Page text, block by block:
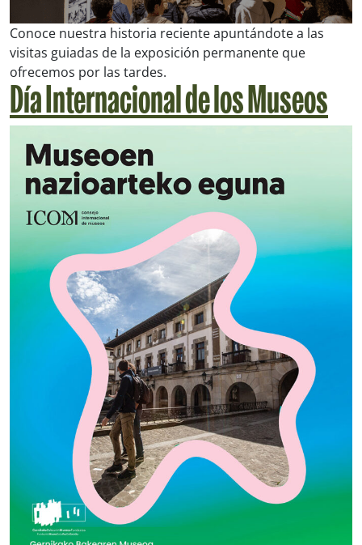
Conoce nuestra historia reciente apuntándote a las
visitas guiadas de la exposición permanente que
ofrecemos por las tardes.
Dí­a Internacional de los Museos